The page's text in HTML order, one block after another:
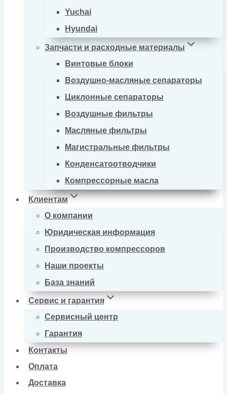
Yuchai
Hyundai
Запчасти и расходные материалы
Винтовые блоки
Воздушно-масляные сепараторы
Циклонные сепараторы
Воздушные фильтры
Масляные фильтры
Магистральные фильтры
Конденсатоотводчики
Компрессорные масла
Клиентам
О компании
Юридическая информация
Производство компрессоров
Наши проекты
База знаний
Сервис и гарантия
Сервисный центр
Гарантия
Контакты
Оплата
Доставка